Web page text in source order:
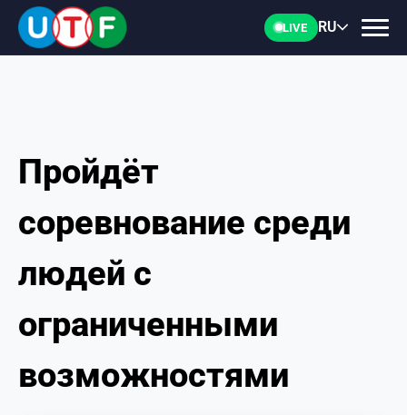
LIVE RU
ГЛАВНАЯ
ФТУ
НОВОСТИ
ДОКУМЕНТЫ
ПЕРСОНАЛИИ
Пройдёт
соревнование среди
людей с
ограниченными
возможностями